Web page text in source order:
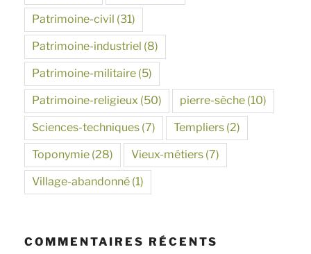
Patrimoine-civil (31)
Patrimoine-industriel (8)
Patrimoine-militaire (5)
Patrimoine-religieux (50) pierre-sèche (10)
Sciences-techniques (7) Templiers (2)
Toponymie (28) Vieux-métiers (7)
Village-abandonné (1)
COMMENTAIRES RÉCENTS